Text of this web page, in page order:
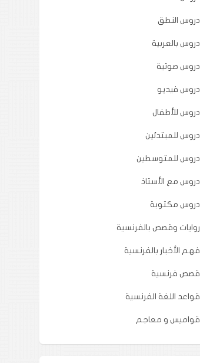
دروس النطق
دروس بالعربية
دروس صوتية
دروس فيديو
دروس للأطفال
دروس للمبتدئين
دروس للمتوسطين
دروس مع الأستاذ
دروس مكتوبة
روايات وقصص بالفرنسية
فهم الأخبار بالفرنسية
قصص فرنسية
قواعد اللغة الفرنسية
قواميس و معاجم